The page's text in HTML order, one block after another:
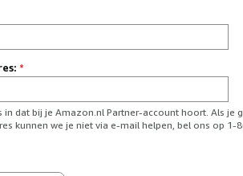
*
in dat bij je Amazon.nl Partner-account hoort. Als je
kunnen we je niet via e-mail helpen, bel ons op 1-